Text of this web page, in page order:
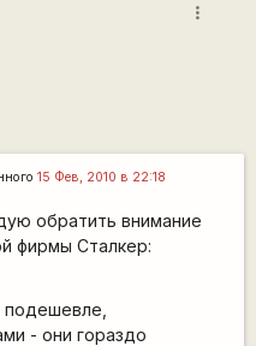
more_vert
15 Фев, 2010 в 22:18
обратить внимание
фирмы Сталкер:
- они гораздо